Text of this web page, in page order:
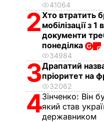
41064
2Хто втратить
мобілізації з 1
документи
понеділка
34984
3Драпатий
пріоритет на
32062
4Зінченко: Він
який став
державником